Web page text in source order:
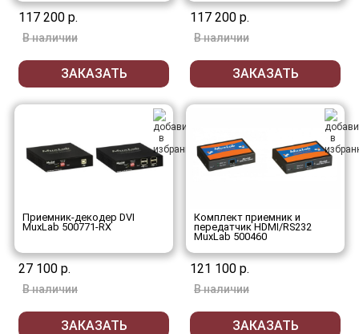
117 200 р.
В наличии
ЗАКАЗАТЬ
117 200 р.
В наличии
ЗАКАЗАТЬ
Приемник-декодер DVI
MuxLab 500771-RX
27 100 р.
В наличии
ЗАКАЗАТЬ
Комплект приемник и
передатчик HDMI/RS232
MuxLab 500460
121 100 р.
В наличии
ЗАКАЗАТЬ